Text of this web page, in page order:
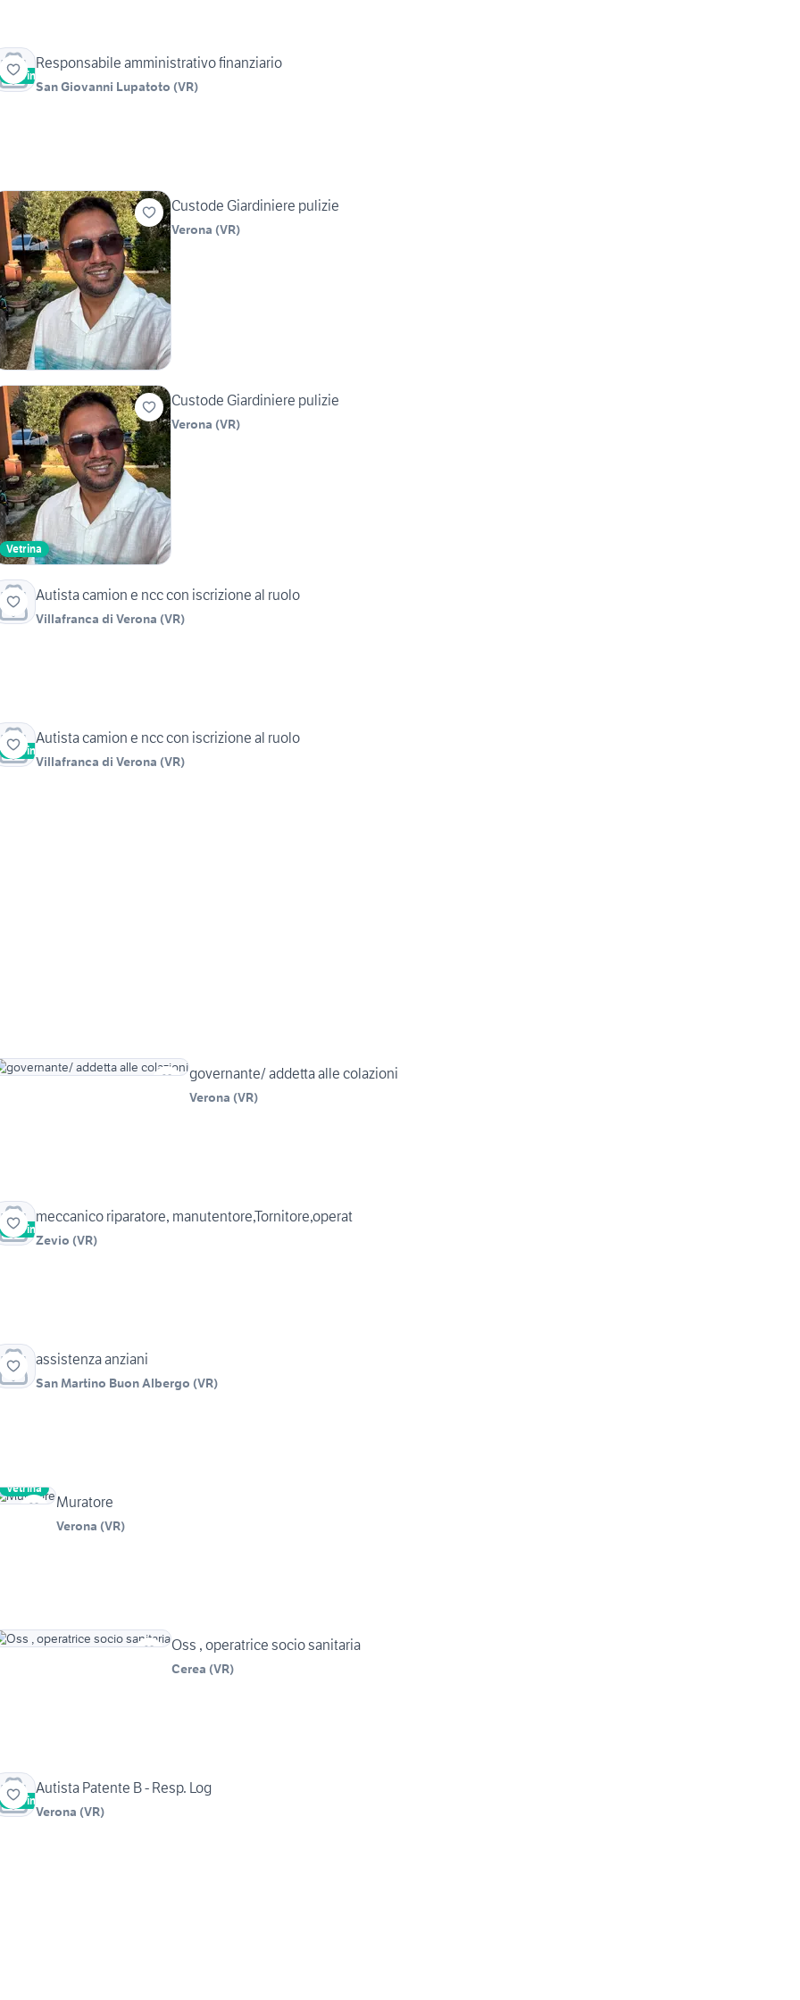
Vetrina
Responsabile amministrativo finanziario
San Giovanni Lupatoto (VR)
Custode Giardiniere pulizie
Verona (VR)
Vetrina
Custode Giardiniere pulizie
Verona (VR)
Autista camion e ncc con iscrizione al ruolo
Villafranca di Verona (VR)
Vetrina
Autista camion e ncc con iscrizione al ruolo
Villafranca di Verona (VR)
governante/ addetta alle colazioni
Verona (VR)
Vetrina
meccanico riparatore, manutentore,Tornitore,operat
Zevio (VR)
assistenza anziani
San Martino Buon Albergo (VR)
Vetrina
Muratore
Verona (VR)
Oss , operatrice socio sanitaria
Cerea (VR)
Vetrina
Autista Patente B - Resp. Log
Verona (VR)